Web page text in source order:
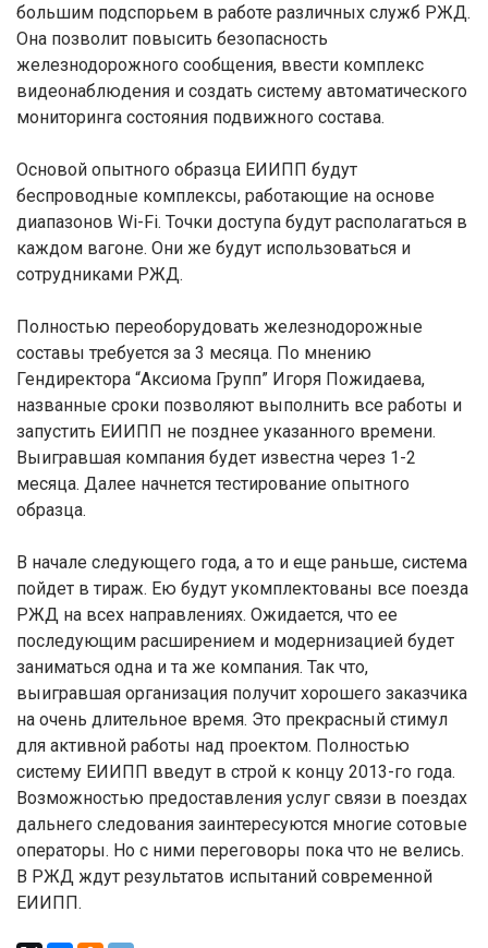
большим подспорьем в работе различных служб РЖД.
Она позволит повысить безопасность
железнодорожного сообщения, ввести комплекс
видеонаблюдения и создать систему автоматического
мониторинга состояния подвижного состава.
Основой опытного образца ЕИИПП будут
беспроводные комплексы, работающие на основе
диапазонов Wi-Fi. Точки доступа будут располагаться в
каждом вагоне. Они же будут использоваться и
сотрудниками РЖД.
Полностью переоборудовать железнодорожные
составы требуется за 3 месяца. По мнению
Гендиректора “Аксиома Групп” Игоря Пожидаева,
названные сроки позволяют выполнить все работы и
запустить ЕИИПП не позднее указанного времени.
Выигравшая компания будет известна через 1-2
месяца. Далее начнется тестирование опытного
образца.
В начале следующего года, а то и еще раньше, система
пойдет в тираж. Ею будут укомплектованы все поезда
РЖД на всех направлениях. Ожидается, что ее
последующим расширением и модернизацией будет
заниматься одна и та же компания. Так что,
выигравшая организация получит хорошего заказчика
на очень длительное время. Это прекрасный стимул
для активной работы над проектом. Полностью
систему ЕИИПП введут в строй к концу 2013-го года.
Возможностью предоставления услуг связи в поездах
дальнего следования заинтересуются многие сотовые
операторы. Но с ними переговоры пока что не велись.
В РЖД ждут результатов испытаний современной
ЕИИПП.